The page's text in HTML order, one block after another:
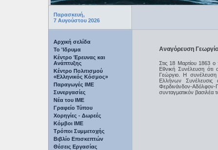
Παρασκευή,
7 Αυγούστου 2026
Αρχική σελίδα
Το 'Ιδρυμα
Κέντρο Έρευνας και
Ανάπτυξης
Κέντρο Πολιτισμού
«Ελληνικός Κόσμος»
Παραγωγές IME
Συνεργασίες
Νέα του ΙΜΕ
Γραφείο Τύπου
Χορηγίες - Δωρεές
Κόμβοι ΙΜΕ
Τρόποι Συμμετοχής
Βιβλίο Επισκεπτών
Θέσεις Εργασίας
Αναγόρευση
Στις 18 Μαρτίου 1863
Εθνική Συνέλευση ότι
Γεώργιο. Η
Ελλήνων Συνέλευσις
Φερδινάνδον-
συνταγματικόν